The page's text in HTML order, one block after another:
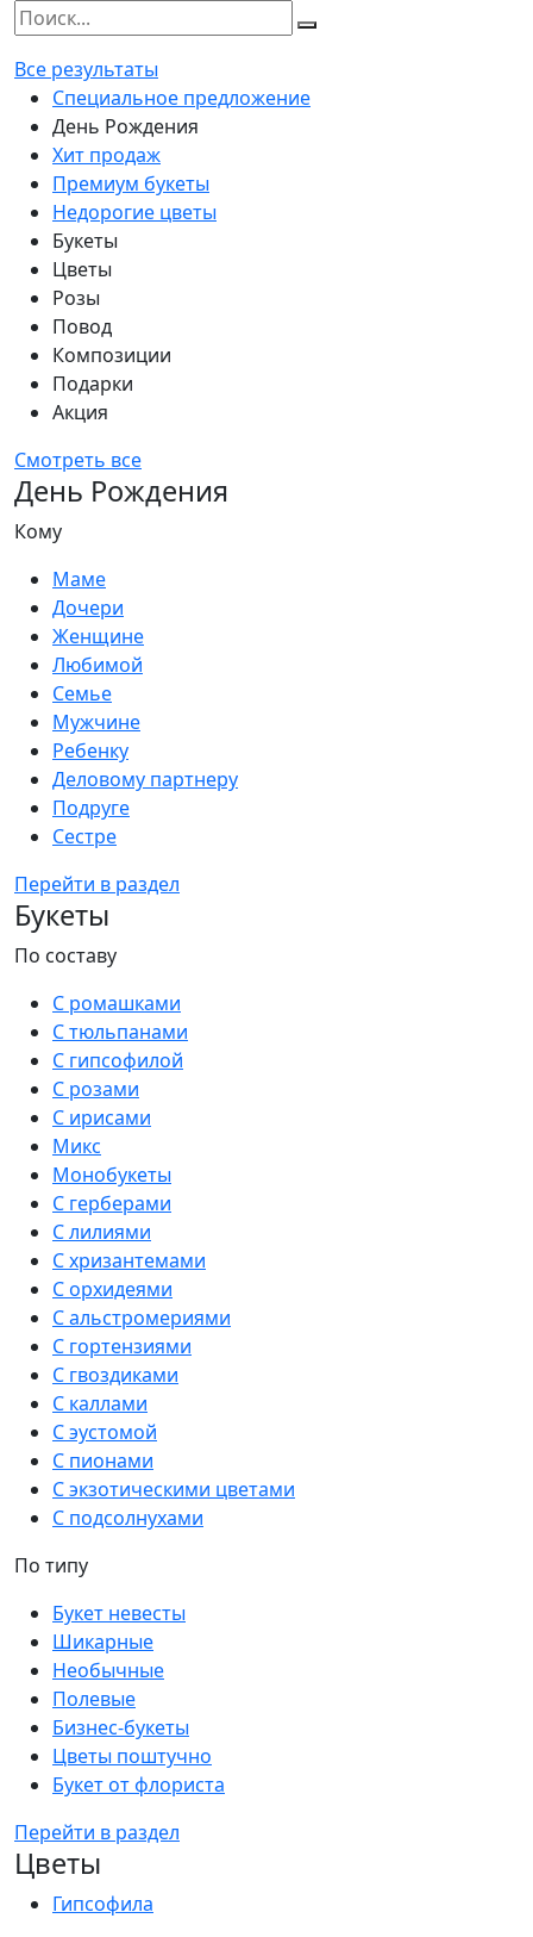
Все результаты
Специальное предложение
День Рождения
Хит продаж
Премиум букеты
Недорогие цветы
Букеты
Цветы
Розы
Повод
Композиции
Подарки
Акция
Смотреть все
День Рождения
Кому
Маме
Дочери
Женщине
Любимой
Семье
Мужчине
Ребенку
Деловому партнеру
Подруге
Сестре
Перейти в раздел
Букеты
По составу
С ромашками
С тюльпанами
С гипсофилой
С розами
С ирисами
Микс
Монобукеты
С герберами
С лилиями
С хризантемами
С орхидеями
С альстромериями
С гортензиями
С гвоздиками
С каллами
С эустомой
С пионами
С экзотическими цветами
С подсолнухами
По типу
Букет невесты
Шикарные
Необычные
Полевые
Бизнес-букеты
Цветы поштучно
Букет от флориста
Перейти в раздел
Цветы
Гипсофила